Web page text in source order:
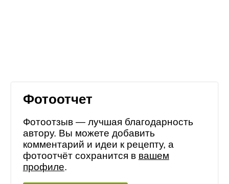
Фотоотчет
Фотоотзыв — лучшая благодарность
автору. Вы можете добавить
комментарий и идеи к рецепту, а
фотоотчёт сохранится в вашем
профиле.